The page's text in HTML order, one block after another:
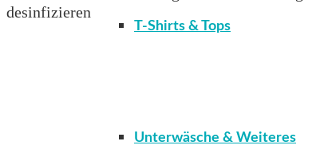
T-Shirts & Tops
Unterwäsche & Weiteres